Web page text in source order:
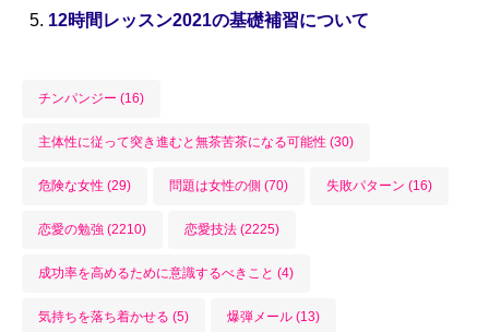
12時間レッスン2021の基礎補習について
チンパンジー (16)
主体性に従って突き進むと無茶苦茶になる可能性 (30)
危険な女性 (29) 問題は女性の側 (70) 失敗パターン (16)
恋愛の勉強 (2210) 恋愛技法 (2225)
成功率を高めるために意識するべきこと (4)
気持ちを落ち着かせる (5) 爆弾メール (13)